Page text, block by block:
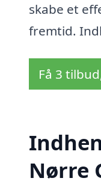
skabe et
fremtid.
Få 3
Nørre